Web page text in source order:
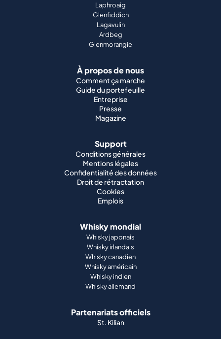
Laphroaig
Glenfiddich
Lagavulin
Ardbeg
Glenmorangie
À propos de nous
Comment ça marche
Guide du portefeuille
Entreprise
Presse
Magazine
Support
Conditions générales
Mentions légales
Confidentialité des données
Droit de rétractation
Cookies
Emplois
Whisky mondial
Whisky japonais
Whisky irlandais
Whisky canadien
Whisky américain
Whisky indien
Whisky allemand
Partenariats officiels
St. Kilian